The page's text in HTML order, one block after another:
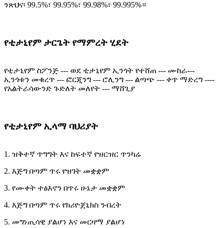
ንጽህና፡ 99.5%፣ 99.95%፣ 99.98%፣ 99.995%።
የቲታኒየም ታርጌት የማምረት ሂደት
የቲታኒየም ስፖንጅ --- ወደ ቲታኒየም ኢንጎት የተሸጠ --- ሙከራ---
ኢንጎቱን መቁረጥ --- ፎርጂንግ --- ሮሊንግ --- ልጣጭ --- ቀጥ ማድረግ ----
የአልትራሳውንድ ጉድለት መለየት --- ማሸጊያ
የቲታኒየም ኢላማ ባህሪያት
1. ዝቅተኛ ጥግግት እና ከፍተኛ የዝርዝር ጥንካሬ
2. እጅግ በጣም ጥሩ የዝገት መቋቋም
3. የሙቀት ተፅእኖን በጥሩ ሁኔታ መቋቋም
4. እጅግ በጣም ጥሩ የክሪዮጀኒክስ ንብረት
5. መግነጢሳዊ ያልሆነ እና መርዛማ ያልሆነ